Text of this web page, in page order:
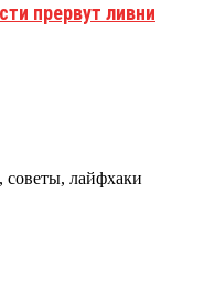
прервут ливни
лайфхаки